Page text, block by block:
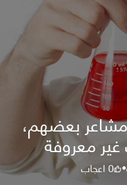
بعضهم،
غير معروفة
•
0اعجاب